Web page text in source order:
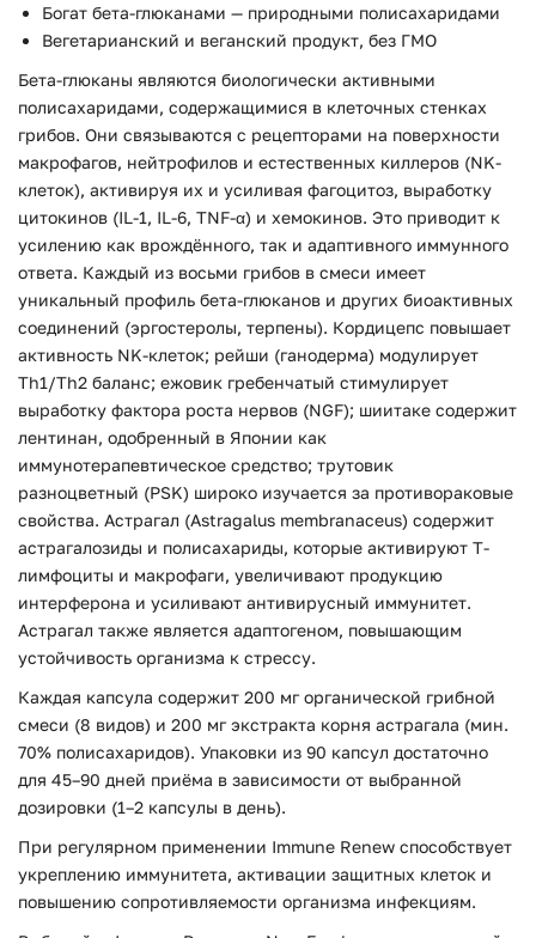
Богат бета-глюканами — природными полисахаридами
Вегетарианский и веганский продукт, без ГМО
Бета-глюканы являются биологически активными
полисахаридами, содержащимися в клеточных стенках
грибов. Они связываются с рецепторами на поверхности
макрофагов, нейтрофилов и естественных киллеров (NK-
клеток), активируя их и усиливая фагоцитоз, выработку
цитокинов (IL-1, IL-6, TNF-α) и хемокинов. Это приводит к
усилению как врождённого, так и адаптивного иммунного
ответа. Каждый из восьми грибов в смеси имеет
уникальный профиль бета-глюканов и других биоактивных
соединений (эргостеролы, терпены). Кордицепс повышает
активность NK-клеток; рейши (ганодерма) модулирует
Th1/Th2 баланс; ежовик гребенчатый стимулирует
выработку фактора роста нервов (NGF); шиитаке содержит
лентинан, одобренный в Японии как
иммунотерапевтическое средство; трутовик
разноцветный (PSK) широко изучается за противораковые
свойства. Астрагал (Astragalus membranaceus) содержит
астрагалозиды и полисахариды, которые активируют Т-
лимфоциты и макрофаги, увеличивают продукцию
интерферона и усиливают антивирусный иммунитет.
Астрагал также является адаптогеном, повышающим
устойчивость организма к стрессу.
Каждая капсула содержит 200 мг органической грибной
смеси (8 видов) и 200 мг экстракта корня астрагала (мин.
70% полисахаридов). Упаковки из 90 капсул достаточно
для 45–90 дней приёма в зависимости от выбранной
дозировки (1–2 капсулы в день).
При регулярном применении Immune Renew способствует
укреплению иммунитета, активации защитных клеток и
повышению сопротивляемости организма инфекциям.